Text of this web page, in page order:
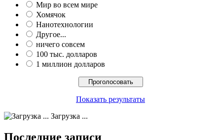
Мир во всем мире
Хомячок
Нанотехнологии
Другое...
ничего совсем
100 тыс. долларов
1 миллион долларов
Показать результаты
Загрузка ...
Последние записи